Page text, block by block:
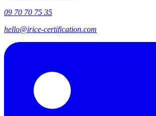
09 70 70 75 35
hello@irice-certification.com